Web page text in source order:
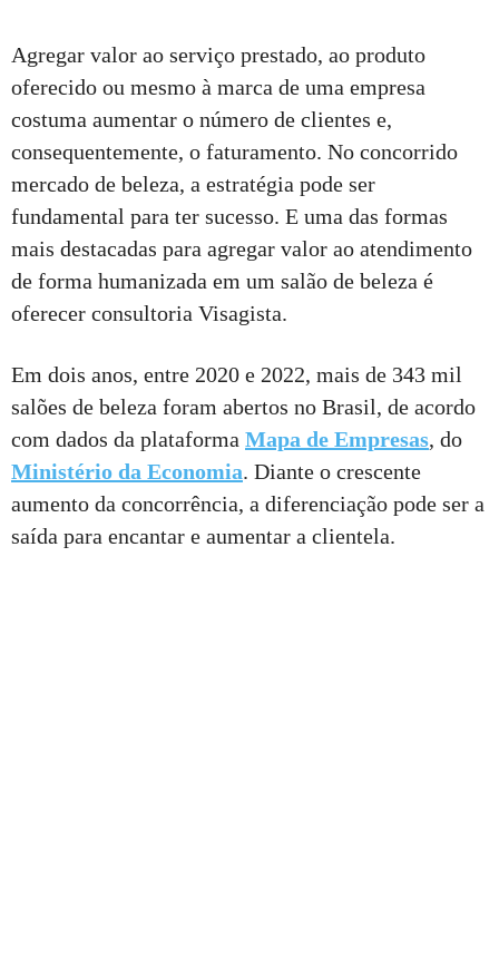
Agregar valor ao serviço prestado, ao produto
oferecido ou mesmo à marca de uma empresa
costuma aumentar o número de clientes e,
consequentemente, o faturamento. No concorrido
mercado de beleza, a estratégia pode ser
fundamental para ter sucesso. E uma das formas
mais destacadas para agregar valor ao atendimento
de forma humanizada em um salão de beleza é
oferecer consultoria Visagista.
Em dois anos, entre 2020 e 2022, mais de 343 mil
salões de beleza foram abertos no Brasil, de acordo
com dados da plataforma Mapa de Empresas, do
Ministério da Economia. Diante o crescente
aumento da concorrência, a diferenciação pode ser a
saída para encantar e aumentar a clientela.